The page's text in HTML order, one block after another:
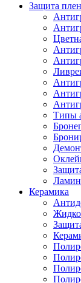
Защита
Типы
Керамика